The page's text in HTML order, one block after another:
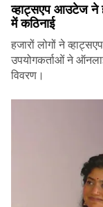
व्हाट्सएप आउटेज ने
में कठिनाई
हजारों लोगों ने
उपयोगकर्ताओं ने
विवरण।